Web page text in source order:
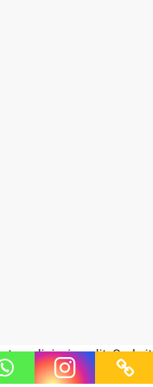
adipiscing elit. Sed sit
laoreet mauris.